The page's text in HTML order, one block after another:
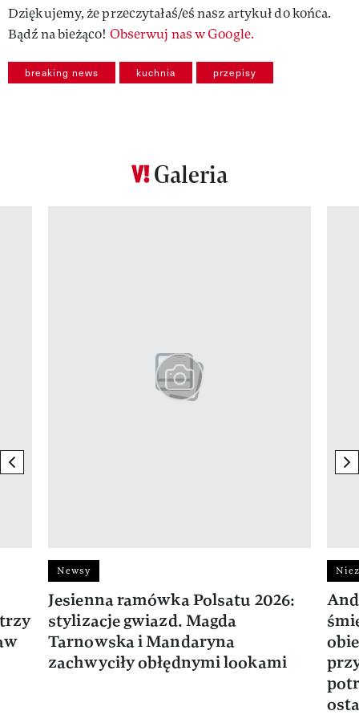
Dziękujemy, że przeczytałaś/eś nasz artykuł do końca.
Bądź na bieżąco! Obserwuj nas w Google.
breaking news kuchnia przepisy
Galeria
previous element
Newsy
Jesienna ramówka Polsatu 2026:
stylizacje gwiazd. Magda
Tarnowska i Mandaryna
zachwyciły obłędnymi lookami